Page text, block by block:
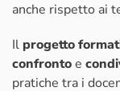
anche rispetto ai
Il progetto
confrontoe
pratiche tra i